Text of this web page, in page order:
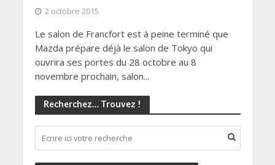
2 octobre 2015
Le salon de Francfort est à peine terminé que
Mazda prépare déjà le salon de Tokyo qui
ouvrira ses portes du 28 octobre au 8
novembre prochain, salon...
Recherchez… Trouvez !